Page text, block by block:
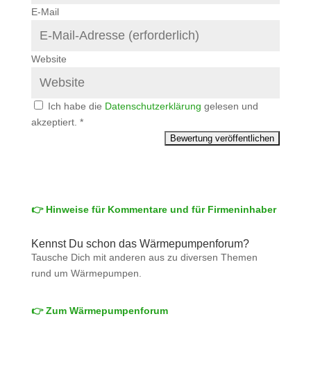
E-Mail
Website
Ich habe die Datenschutzerklärung gelesen und
akzeptiert. *
👉 Hinweise für Kommentare und für Firmeninhaber
Kennst Du schon das Wärmepumpenforum?
Tausche Dich mit anderen aus zu diversen Themen
rund um Wärmepumpen.
👉 Zum Wärmepumpenforum